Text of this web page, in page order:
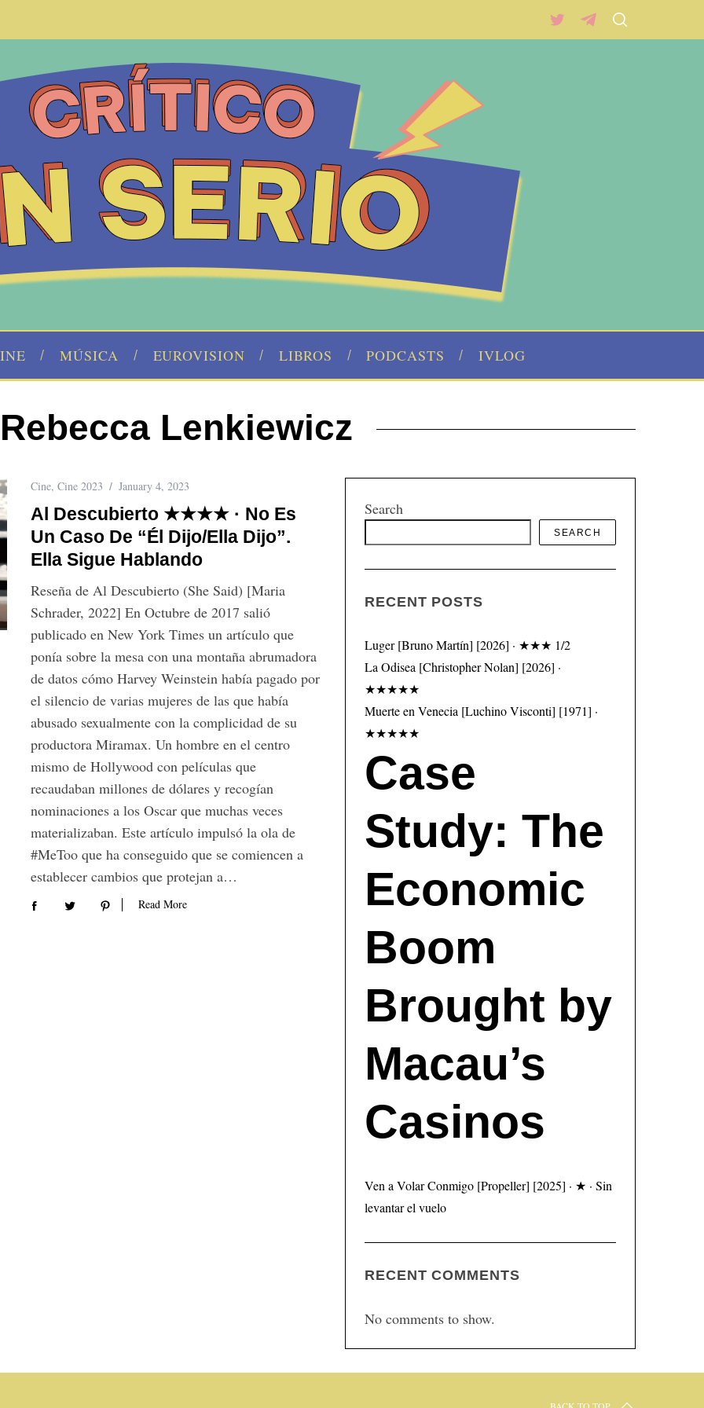
MÚSICA EUROVISION LIBROS PODCASTS IVLOG
Rebecca Lenkiewicz
Cine, Cine 2023 January 4, 2023
Al Descubierto ★★★★ · No Es
Un Caso De “él Dijo/ella Dijo”.
Ella Sigue Hablando
Reseña de Al Descubierto (She Said) [Maria
Schrader, 2022] En Octubre de 2017 salió
publicado en New York Times un artículo que
ponía sobre la mesa con una montaña abrumadora
de datos cómo Harvey Weinstein había pagado por
el silencio de varias mujeres de las que había
abusado sexualmente con la complicidad de su
productora Miramax. Un hombre en el centro
mismo de Hollywood con películas que
recaudaban millones de dólares y recogían
nominaciones a los Oscar que muchas veces
materializaban. Este artículo impulsó la ola de
#MeToo que ha conseguido que se comiencen a
establecer cambios que protejan a…
Read More
Search
SEARCH
RECENT POSTS
Luger [Bruno Martín] [2026] · ★★★ 1/2
La Odisea [Christopher Nolan] [2026] ·
★★★★★
Muerte en Venecia [Luchino Visconti] [1971] ·
★★★★★
Case
Study: The
Economic
Boom
Brought by
Macau’s
Casinos
Ven a Volar Conmigo [Propeller] [2025] · ★ · Sin
levantar el vuelo
RECENT COMMENTS
No comments to show.